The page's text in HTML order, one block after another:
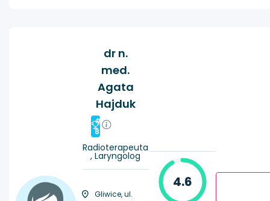
dr n.
med.
Agata
Hajduk
#
8
Radioterapeuta
, Laryngolog
Gliwice, ul.
4.6